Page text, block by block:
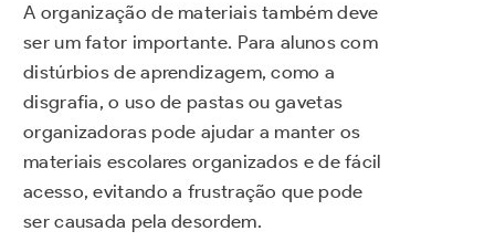
A organização de materiais também deve
ser um fator importante. Para alunos com
distúrbios de aprendizagem, como a
disgrafia, o uso de pastas ou gavetas
organizadoras pode ajudar a manter os
materiais escolares organizados e de fácil
acesso, evitando a frustração que pode
ser causada pela desordem.